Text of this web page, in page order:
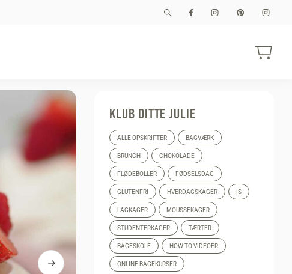
KLUB DITTE JULIE
ALLE OPSKRIFTER BAGVÆRK
BRUNCH CHOKOLADE
FLØDEBOLLER FØDSELSDAG
GLUTENFRI HVERDAGSKAGER IS
LAGKAGER MOUSSEKAGER
STUDENTERKAGER TÆRTER
BAGESKOLE HOW TO VIDEOER
ONLINE BAGEKURSER